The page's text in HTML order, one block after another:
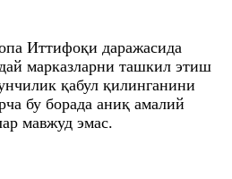
Иттифоқи даражасида
марказларни ташкил этиш
қабул қилинганини
бу борада аниқ амалий
мавжуд эмас.